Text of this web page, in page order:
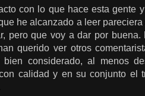
con lo que hace esta gente
he alcanzado a leer
pero que voy a dar por
querido ver otros
considerado, al menos
calidad y en su conjunto el